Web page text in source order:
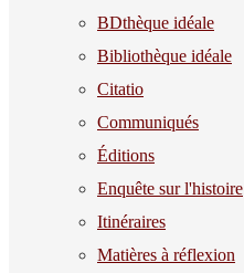
BDthèque idéale
Bibliothèque idéale
Citatio
Communiqués
Éditions
Enquête sur l'histoire
Itinéraires
Matières à réflexion